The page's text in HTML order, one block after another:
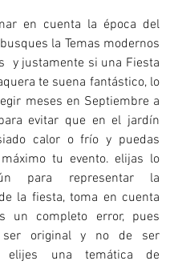
en cuenta la época del
la Temas modernos
y justamente si una Fiesta
te suena fantástico, lo
meses en Septiembre a
evitar que en el jardín
calor o frío y puedas
tu evento. elijas lo
para representar la
la fiesta, toma en cuenta
un completo error, pues
ser original y no de ser
elijes una temática de